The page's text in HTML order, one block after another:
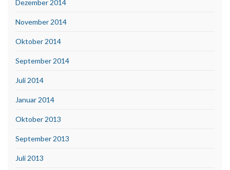
Dezember 2014
November 2014
Oktober 2014
September 2014
Juli 2014
Januar 2014
Oktober 2013
September 2013
Juli 2013